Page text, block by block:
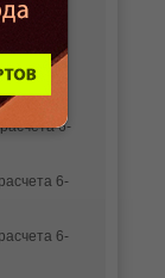
6-
6-
6-
6-